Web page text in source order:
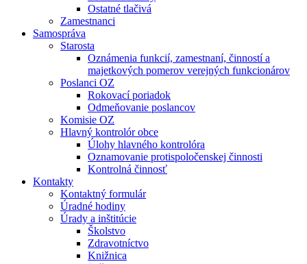
Ostatné tlačivá
Zamestnanci
Samospráva
Starosta
Oznámenia funkcií, zamestnaní, činností a
majetkových pomerov verejných funkcionárov
Poslanci OZ
Rokovací poriadok
Odmeňovanie poslancov
Komisie OZ
Hlavný kontrolór obce
Úlohy hlavného kontrolóra
Oznamovanie protispoločenskej činnosti
Kontrolná činnosť
Kontakty
Kontaktný formulár
Úradné hodiny
Úrady a inštitúcie
Školstvo
Zdravotníctvo
Knižnica